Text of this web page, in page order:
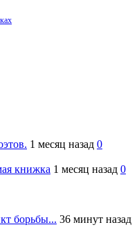
1 месяц назад 0
книжка 1 месяц назад 0
борьбы... 36 минут назад